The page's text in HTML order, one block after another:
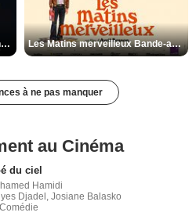
Les Silences de Riyad Bande-annonce VO STFR Les Matins merveilleux Bande-annonce VF
à ne pas manquer
au Cinéma
du ciel
Hamidi
Djadel, Josiane Balasko